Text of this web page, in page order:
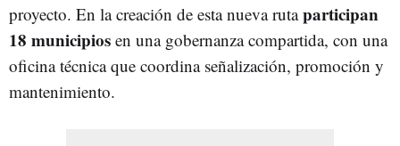
proyecto. En la creación de esta nueva rutaparticipan
18 municipios en una gobernanza compartida, con una
oficina técnica que coordina señalización, promoción y
mantenimiento.